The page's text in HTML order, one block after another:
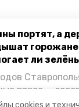
cookies и
портят, а
ли
пояса —
что в